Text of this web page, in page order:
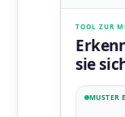
TOOL ZUR
sie
MUSTER